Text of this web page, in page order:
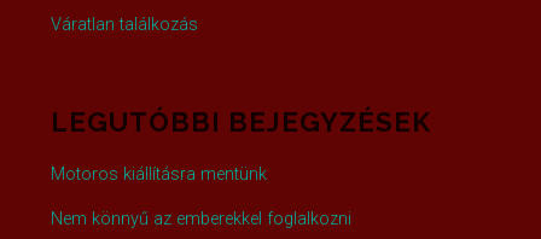
Váratlan találkozás
LEGUTÓBBI BEJEGYZÉSEK
Motoros kiállításra mentünk
Nem könnyű az emberekkel foglalkozni